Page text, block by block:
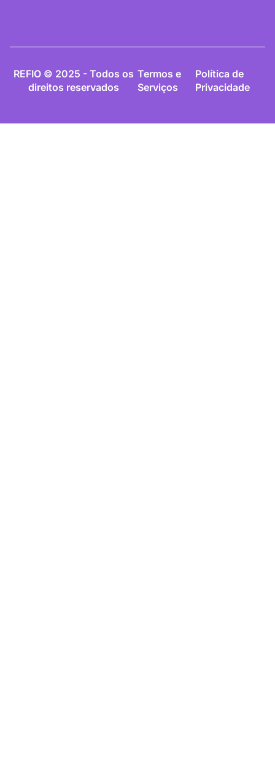
REFIO © 2025 - Todos os
direitos reservados
Termos e
Serviços
Política de
Privacidade